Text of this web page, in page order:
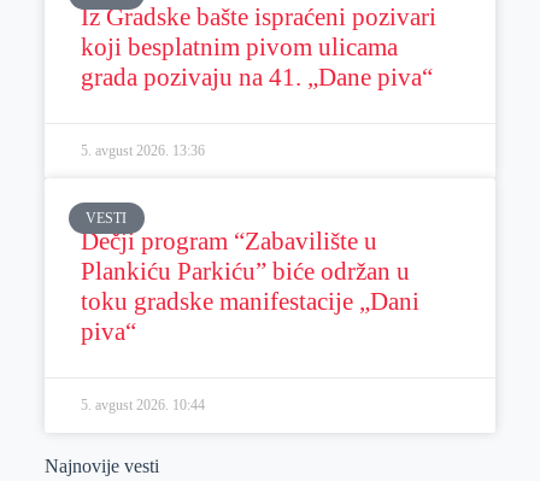
Iz Gradske bašte ispraćeni pozivari
koji besplatnim pivom ulicama
grada pozivaju na 41. „Dane piva“
5. avgust 2026. 13:36
VESTI
Dečji program “Zabavilište u
Plankiću Parkiću” biće održan u
toku gradske manifestacije „Dani
piva“
5. avgust 2026. 10:44
Najnovije vesti